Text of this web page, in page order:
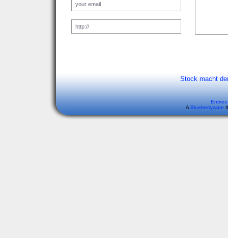
Stock macht
A Blueberryware